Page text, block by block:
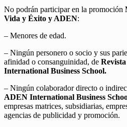
No podrán participar en la promoción
Vida y Éxito y ADEN:
– Menores de edad.
– Ningún personero o socio y sus
afinidad o consanguinidad, de
International Business School.
– Ningún colaborador directo o
ADEN International Business
empresas matrices, subsidiarias,
agencias de publicidad y promoción.